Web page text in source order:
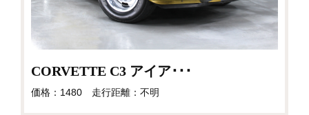
CORVETTE C3 アイア･･･
価格：1480 走行距離：不明